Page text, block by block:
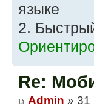
языке
2.
Re:
Admin » 31